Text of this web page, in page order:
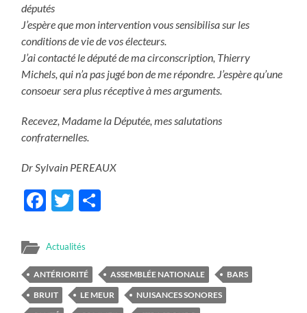
députés
J’espère que mon intervention vous sensibilisa sur les
conditions de vie de vos électeurs.
J’ai contacté le député de ma circonscription, Thierry
Michels, qui n’a pas jugé bon de me répondre. J’espère qu’une
consoeur sera plus réceptive à mes arguments.
Recevez, Madame la Députée, mes salutations
confraternelles.
Dr Sylvain PEREAUX
Facebook
Twitter
Actualités
ANTÉRIORITÉ ASSEMBLÉE NATIONALE
BARS
BRUIT
LE MEUR
NUISANCES SONORES